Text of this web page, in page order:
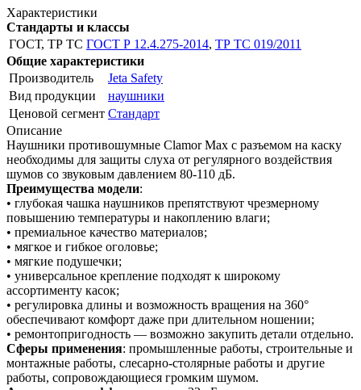
Характеристики
Стандарты и классы
ГОСТ, ТР ТС ГОСТ Р 12.4.275-2014, ТР ТС 019/2011
Общие характеристики
Производитель
Jeta Safety
Вид продукции
наушники
Ценовой сегмент Стандарт
Описание
Наушники противошумные Clamor Max с разъемом на каску
необходимы для защиты слуха от регулярного воздействия
шумов со звуковым давлением 80-110 дБ.
Преимущества модели:
• глубокая чашка наушников препятствуют чрезмерному
повышению температуры и накоплению влаги;
• премиальное качество материалов;
• мягкое и гибкое оголовье;
• мягкие подушечки;
• универсальное крепление подходят к широкому
ассортименту касок;
• регулировка длины и возможность вращения на 360°
обеспечивают комфорт даже при длительном ношении;
• ремонтопригодность — возможно закупить детали отдельно.
Сферы применения: промышленные работы, строительные и
монтажные работы, слесарно-столярные работы и другие
работы, сопровождающиеся громким шумом.